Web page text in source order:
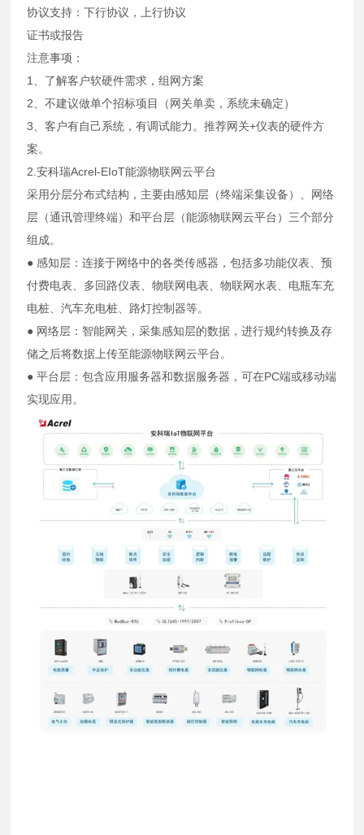
协议支持：下行协议，上行协议
证书或报告
注意事项：
1、了解客户软硬件需求，组网方案
2、不建议做单个招标项目（网关单卖，系统未确定）
3、客户有自己系统，有调试能力。推荐网关+仪表的硬件方
案。
2.安科瑞Acrel-EIoT能源物联网云平台
采用分层分布式结构，主要由感知层（终端采集设备）、网络
层（通讯管理终端）和平台层（能源物联网云平台）三个部分
组成。
● 感知层：连接于网络中的各类传感器，包括多功能仪表、预
付费电表、多回路仪表、物联网电表、物联网水表、电瓶车充
电桩、汽车充电桩、路灯控制器等。
● 网络层：智能网关，采集感知层的数据，进行规约转换及存
储之后将数据上传至能源物联网云平台。
● 平台层：包含应用服务器和数据服务器，可在PC端或移动端
实现应用。